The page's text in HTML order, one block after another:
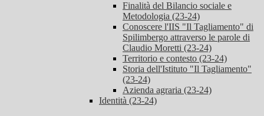
Finalità del Bilancio sociale e
Metodologia (23-24)
Conoscere l'IIS "Il Tagliamento" di
Spilimbergo attraverso le parole di
Claudio Moretti (23-24)
Territorio e contesto (23-24)
Storia dell'Istituto "Il Tagliamento"
(23-24)
Azienda agraria (23-24)
Identità (23-24)